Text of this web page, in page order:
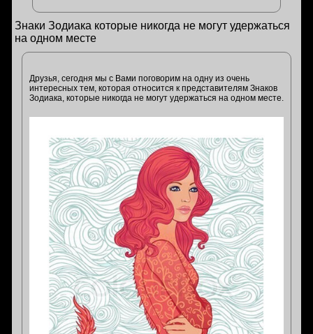
Знаки Зодиака которые никогда не могут удержаться
на одном месте
Друзья, сегодня мы с Вами поговорим на одну из очень
интересных тем, которая относится к представителям Знаков
Зодиака, которые никогда не могут удержаться на одном месте.